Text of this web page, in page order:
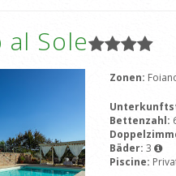
al Sole
Zonen:
Bettenzahl:
Bäder: 3
Piscine: